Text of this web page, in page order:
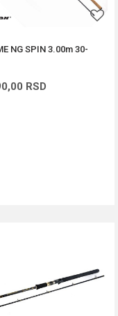
NG SPIN 3.00m 30-
RSD